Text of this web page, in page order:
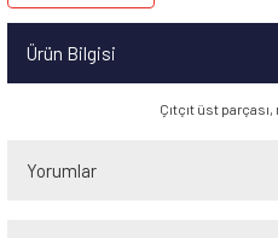
Ürün Bilgisi
Çıtçıt üst
Yorumlar